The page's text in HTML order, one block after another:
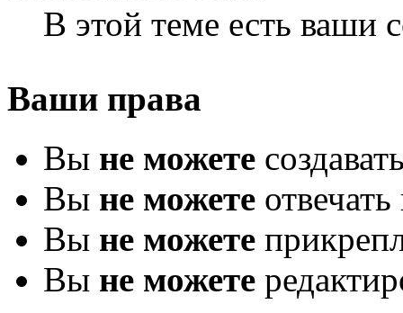
В этой теме есть ваши
Ваши права
Вы не можете
Вы не можете
Вы не можете
Вы не можете